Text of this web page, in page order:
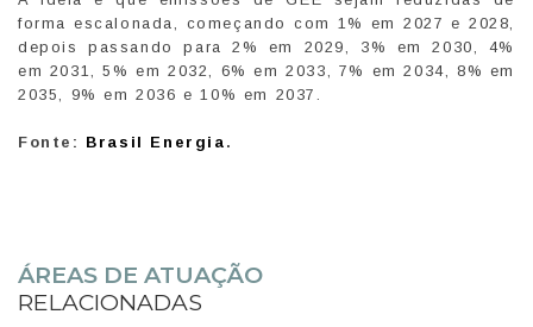
forma escalonada, começando com 1% em 2027 e 2028,
depois passando para 2% em 2029, 3% em 2030, 4%
em 2031, 5% em 2032, 6% em 2033, 7% em 2034, 8% em
2035, 9% em 2036 e 10% em 2037.
Fonte: Brasil Energia .
ÁREAS DE ATUAÇÃO
RELACIONADAS